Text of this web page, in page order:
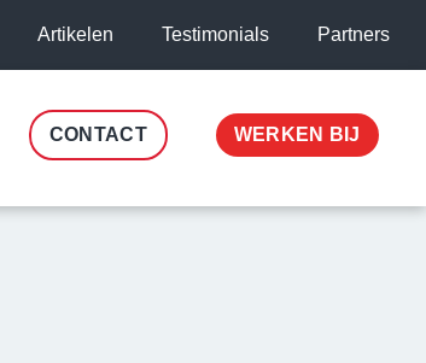
Artikelen Testimonials Partners
CONTACT WERKEN BIJ